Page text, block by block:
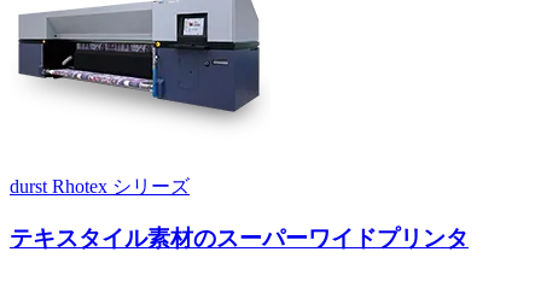
durst Rhotex シリーズ
テキスタイル素材のスーパーワイドプリンタ